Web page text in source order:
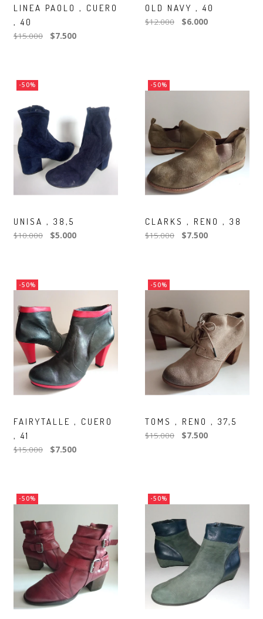
LINEA PAOLO , CUERO
, 40
$15.000 $7.500
OLD NAVY , 40
$12.000 $6.000
-50%
UNISA , 38,5
$10.000 $5.000
-50%
CLARKS , RENO , 38
$15.000 $7.500
-50%
FAIRYTALLE , CUERO
, 41
$15.000 $7.500
-50%
TOMS , RENO , 37,5
$15.000 $7.500
-50% -50%